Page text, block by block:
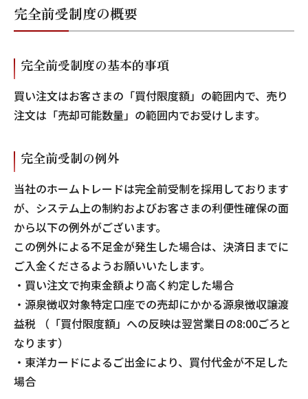
完全前受制度の概要
完全前受制度の基本的事項
買い注文はお客さまの「買付限度額」の範囲内で、売り
注文は「売却可能数量」の範囲内でお受けします。
完全前受制の例外
当社のホームトレードは完全前受制を採用しております
が、システム上の制約およびお客さまの利便性確保の面
から以下の例外がございます。
この例外による不足金が発生した場合は、決済日までに
ご入金くださるようお願いいたします。
・買い注文で拘束金額より高く約定した場合
・源泉徴収対象特定口座での売却にかかる源泉徴収譲渡
益税 （「買付限度額」への反映は翌営業日の8:00ごろと
なります）
・東洋カードによるご出金により、買付代金が不足した
場合